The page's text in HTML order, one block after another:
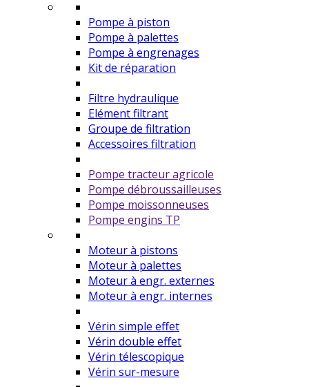
Pompe à piston
Pompe à palettes
Pompe à engrenages
Kit de réparation
Filtre hydraulique
Elément filtrant
Groupe de filtration
Accessoires filtration
Pompe tracteur agricole
Pompe débroussailleuses
Pompe moissonneuses
Pompe engins TP
Moteur à pistons
Moteur à palettes
Moteur à engr. externes
Moteur à engr. internes
Vérin simple effet
Vérin double effet
Vérin télescopique
Vérin sur-mesure